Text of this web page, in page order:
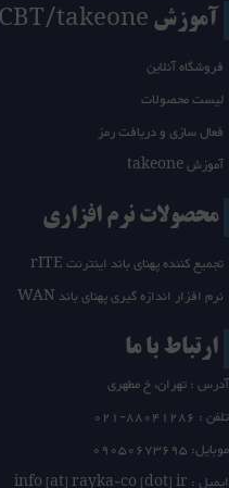
آموزش CBT/takeone
فروشگاه آنلاین
لیست محصولات
فعال سازی و دریافت رمز
آموزش takeone
محصولات نرم افزاری
تجمیع کننده پهنای باند اینترنت rITE
نرم افزار اندازه گیری پهنای باند WAN
ارتباط با ما
آدرس : تهران، خ مطهری
تلفن : 21-88041286
0
موبایل: 09050673695
ایمیل : info [at] rayka-co [dot] ir